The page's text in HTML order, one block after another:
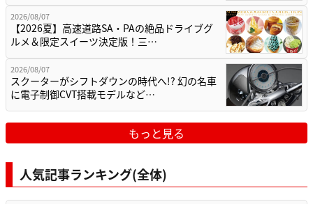
2026/08/07
【2026夏】高速道路SA・PAの絶品ドライブグ
ルメ＆限定スイーツ決定版！三…
2026/08/07
スクーターがシフトダウンの時代へ!? 幻の名車
に電子制御CVT搭載モデルなど…
もっと見る
人気記事ランキング(全体)